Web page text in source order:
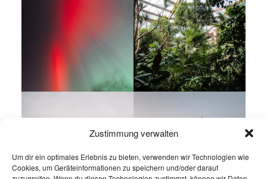
Zustimmung verwalten
Um dir ein optimales Erlebnis zu bieten, verwenden wir Technologien wie
Cookies, um Geräteinformationen zu speichern und/oder darauf